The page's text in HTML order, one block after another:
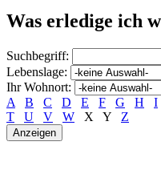
Was erledige ich
Suchbegriff:
Lebenslage:
Ihr Wohnort:
A
B C D E F G H I
T
U V W X Y Z